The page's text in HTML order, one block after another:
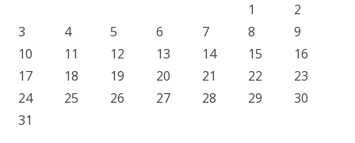
1
2
3
4 5 6 7 8
9
10
11 12 13 14 15
16
17
18 19 20 21 22
23
24
25 26 27 28 29
30
31